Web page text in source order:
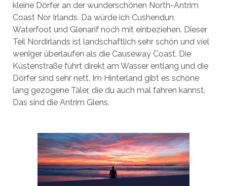
kleine Dörfer an der wunderschönen North-Antrim
Coast Nor Irlands. Da würde ich Cushendun,
Waterfoot und Glenarif noch mit einbeziehen. Dieser
Teil Nordirlands ist landschaftlich sehr schön und viel
weniger überlaufen als die Causeway Coast. Die
Küstenstraße führt direkt am Wasser entlang und die
Dörfer sind sehr nett. Im Hinterland gibt es schöne
lang gezogene Täler, die du auch mal fahren kannst.
Das sind die Antrim Glens.